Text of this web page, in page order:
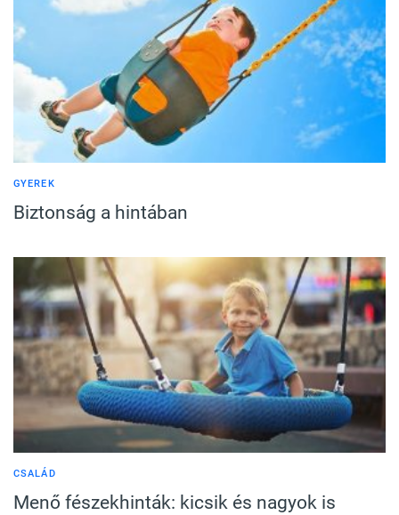
GYEREK
Biztonság a hintában
CSALÁD
Menő fészekhinták: kicsik és nagyok is